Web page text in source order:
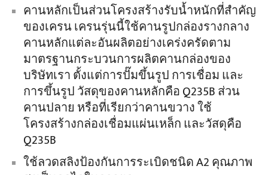
คานหลักเป็นส่วนโครงสร้างรับน้ำหนักที่สำคัญ
ของเครน เครนรุ่นนี้ใช้คานรูปกล่องรางกลาง
คานหลักแต่ละอันผลิตอย่างเคร่งครัดตาม
มาตรฐานกระบวนการผลิตคานกล่องของ
บริษัทเรา ตั้งแต่การปั๊มขึ้นรูป การเชื่อม และ
การขึ้นรูป วัสดุของคานหลักคือ Q235B ส่วน
คานปลาย หรือที่เรียกว่าคานขวาง ใช้
โครงสร้างกล่องเชื่อมแผ่นเหล็ก และวัสดุคือ
Q235B
ใช้ลวดสลิงป้องกันการระเบิดชนิด A2 คุณภาพ